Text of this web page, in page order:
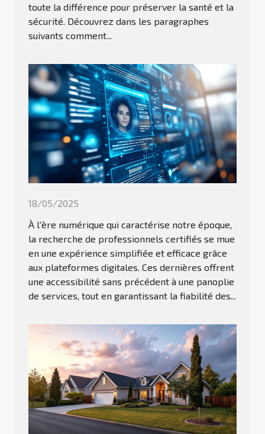
toute la différence pour préserver la santé et la
sécurité. Découvrez dans les paragraphes
suivants comment...
18/05/2025
À l'ère numérique qui caractérise notre époque,
la recherche de professionnels certifiés se mue
en une expérience simplifiée et efficace grâce
aux plateformes digitales. Ces dernières offrent
une accessibilité sans précédent à une panoplie
de services, tout en garantissant la fiabilité des...